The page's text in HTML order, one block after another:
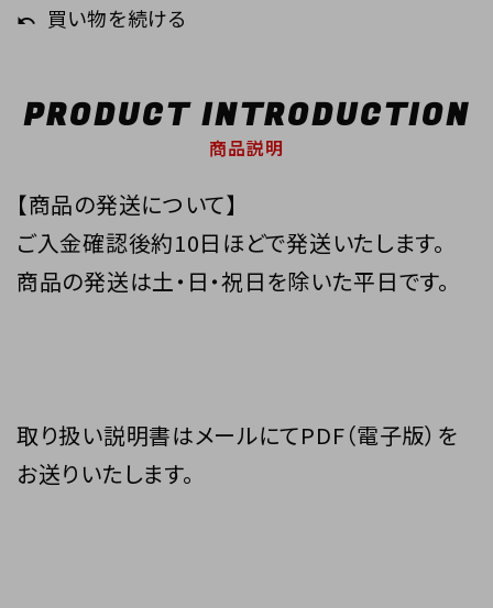
undo 買い物を続ける
PRODUCT INTRODUCTION
商品説明
【商品の発送について】
ご入金確認後約10日ほどで発送いたします。
商品の発送は土・日・祝日を除いた平日です。
取り扱い説明書はメールにてPDF（電子版）を
お送りいたします。